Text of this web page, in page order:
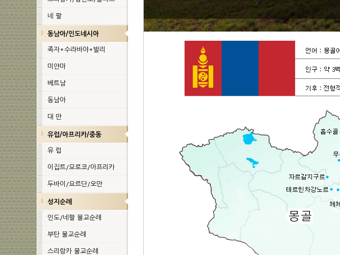
네 팔
동남아/인도네시아
족자*수라바야*발리
미얀마
베트남
동남아
대 만
유럽/아프리카/중동
유 럽
이집트/모로코/아프리카
두바이/요르단/오만
성지순례
인도/네팔 불교순례
부탄 불교순례
스리랑카 불교순례